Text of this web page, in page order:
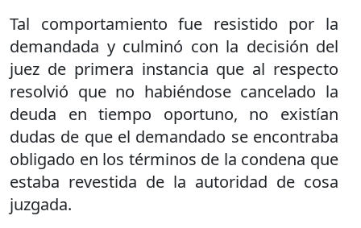
Tal comportamiento fue resistido por la
demandada y culminó con la decisión del
juez de primera instancia que al respecto
resolvió que no habiéndose cancelado la
deuda en tiempo oportuno, no existían
dudas de que el demandado se encontraba
obligado en los términos de la condena que
estaba revestida de la autoridad de cosa
juzgada.